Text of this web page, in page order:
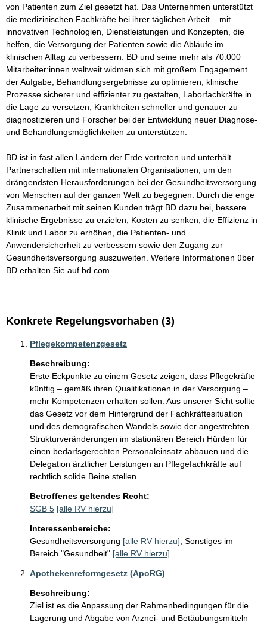
von Patienten zum Ziel gesetzt hat. Das Unternehmen unterstützt
die medizinischen Fachkräfte bei ihrer täglichen Arbeit – mit
innovativen Technologien, Dienstleistungen und Konzepten, die
helfen, die Versorgung der Patienten sowie die Abläufe im
klinischen Alltag zu verbessern. BD und seine mehr als 70.000
Mitarbeiter:innen weltweit widmen sich mit großem Engagement
der Aufgabe, Behandlungsergebnisse zu optimieren, klinische
Prozesse sicherer und effizienter zu gestalten, Laborfachkräfte in
die Lage zu versetzen, Krankheiten schneller und genauer zu
diagnostizieren und Forscher bei der Entwicklung neuer Diagnose-
und Behandlungsmöglichkeiten zu unterstützen.
BD ist in fast allen Ländern der Erde vertreten und unterhält
Partnerschaften mit internationalen Organisationen, um den
drängendsten Herausforderungen bei der Gesundheitsversorgung
von Menschen auf der ganzen Welt zu begegnen. Durch die enge
Zusammenarbeit mit seinen Kunden trägt BD dazu bei, bessere
klinische Ergebnisse zu erzielen, Kosten zu senken, die Effizienz in
Klinik und Labor zu erhöhen, die Patienten- und
Anwendersicherheit zu verbessern sowie den Zugang zur
Gesundheitsversorgung auszuweiten. Weitere Informationen über
BD erhalten Sie auf bd.com.
Konkrete Regelungsvorhaben (3)
Pflegekompetenzgesetz
Beschreibung:
Erste Eckpunkte zu einem Gesetz zeigen, dass Pflegekräfte
künftig – gemäß ihren Qualifikationen in der Versorgung –
mehr Kompetenzen erhalten sollen. Aus unserer Sicht sollte
das Gesetz vor dem Hintergrund der Fachkräftesituation
und des demografischen Wandels sowie der angestrebten
Strukturveränderungen im stationären Bereich Hürden für
einen bedarfsgerechten Personaleinsatz abbauen und die
Delegation ärztlicher Leistungen an Pflegefachkräfte auf
rechtlich solide Beine stellen.
Betroffenes geltendes Recht:
SGB 5 [alle RV hierzu]
Interessenbereiche:
Gesundheitsversorgung [alle RV hierzu]; Sonstiges im
Bereich "Gesundheit" [alle RV hierzu]
Apothekenreformgesetz (ApoRG)
Beschreibung:
Ziel ist es die Anpassung der Rahmenbedingungen für die
Lagerung und Abgabe von Arznei- und Betäubungsmitteln